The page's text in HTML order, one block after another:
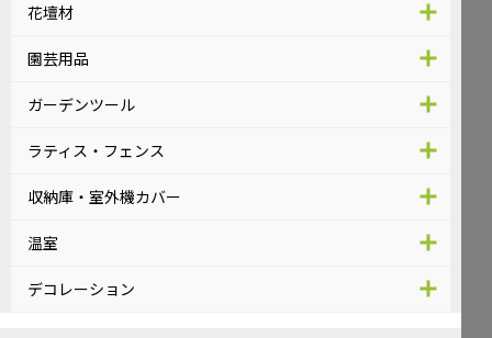
花壇材
園芸用品
ガーデンツール
ラティス・フェンス
収納庫・室外機カバー
温室
デコレーション